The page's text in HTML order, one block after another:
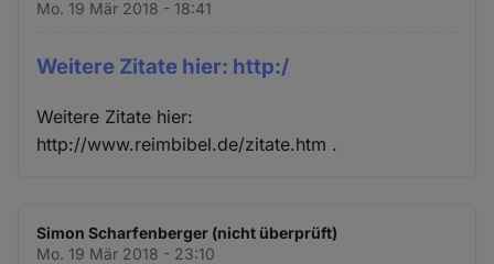
Mo. 19 Mär 2018 - 18:41
Weitere Zitate hier: http:/
Weitere Zitate hier:
http://www.reimbibel.de/zitate.htm .
Simon Scharfenberger (nicht überprüft)
Mo. 19 Mär 2018 - 23:10